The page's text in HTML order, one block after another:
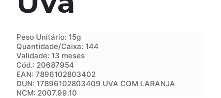
Peso Unitário: 15g
Quantidade/Caixa: 144
Validade: 13 meses
Cód.: 20687954
EAN: 7896102803402
DUN: 17896102803409 UVA COM LARANJA
NCM: 2007.99.10